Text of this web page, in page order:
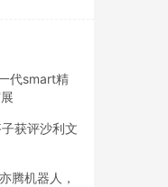
代smart精
获评沙利文
腾机器人，